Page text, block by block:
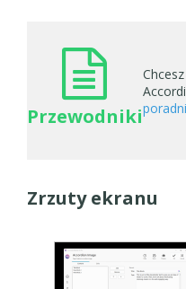
Przewodniki
Zrzuty ekranu